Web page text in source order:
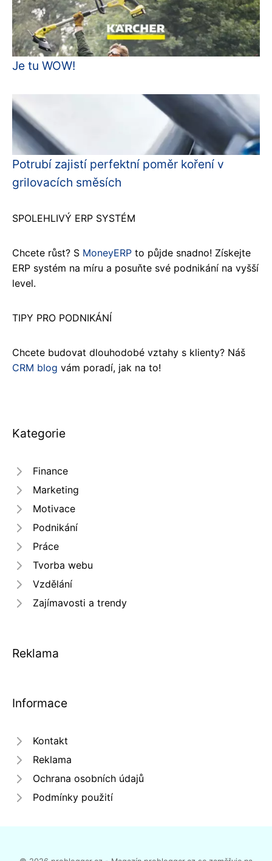
Je tu WOW!
Potrubí zajistí perfektní poměr koření v
grilovacích směsích
SPOLEHLIVÝ ERP SYSTÉM
Chcete růst? S MoneyERP to půjde snadno! Získejte
ERP systém na míru a posuňte své podnikání na vyšší
level.
TIPY PRO PODNIKÁNÍ
Chcete budovat dlouhodobé vztahy s klienty? Náš
CRM blog vám poradí, jak na to!
Kategorie
Finance
Marketing
Motivace
Podnikání
Práce
Tvorba webu
Vzdělání
Zajímavosti a trendy
Reklama
Informace
Kontakt
Reklama
Ochrana osobních údajů
Podmínky použití